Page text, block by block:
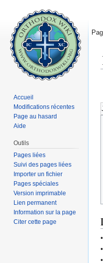
Accueil
Modifications récentes
Page au hasard
Aide
Outils
Pages liées
Suivi des pages liées
Importer un fichier
Pages spéciales
Version imprimable
Lien permanent
Information sur la page
Citer cette page